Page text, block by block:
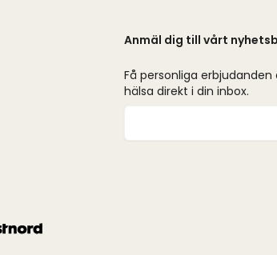
Anmäl dig till vårt
Få personliga
hälsa direkt i din inbox.